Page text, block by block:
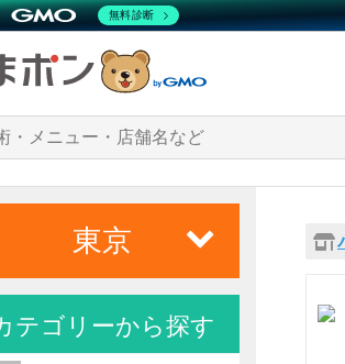
東京
テゴリーから探す
無料診断